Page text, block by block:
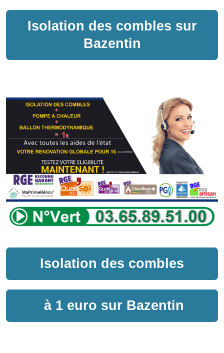
Isolation des combles sur
Bazentin
Isolation des combles
à 1 euro sur Bazentin